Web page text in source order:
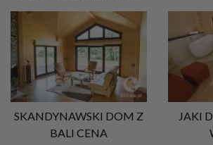
SKANDYNAWSKI DOM Z
BALI CENA
JAKI